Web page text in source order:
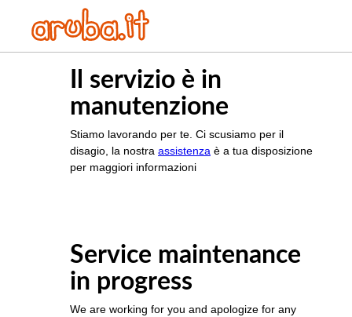
Il servizio è in
manutenzione
Stiamo lavorando per te. Ci scusiamo per il
disagio, la nostra assistenza è a tua disposizione
per maggiori informazioni
Service maintenance
in progress
We are working for you and apologize for any